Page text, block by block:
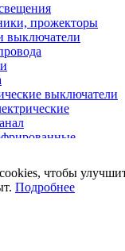
прожекторы
выключатели
выключатели
колодки
чтобы
Подробнее